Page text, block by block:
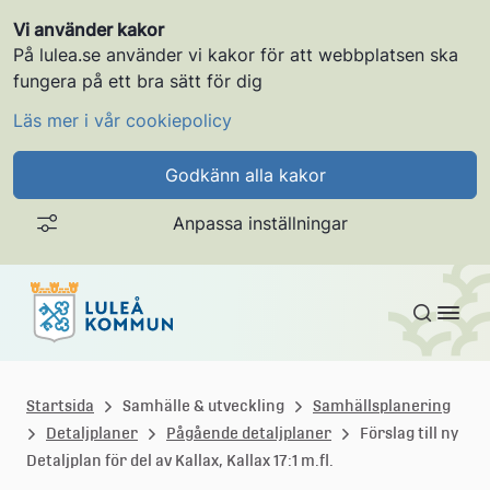
Vi använder kakor
På lulea.se använder vi kakor för att webbplatsen ska
fungera på ett bra sätt för dig
Läs mer i vår cookiepolicy
Godkänn alla kakor
Anpassa inställningar
Gå till innehållet
u
l
Startsida Samhälle & utveckling
Samhällsplanering
Detaljplaner
Pågående detaljplaner
Förslag till ny
Detaljplan för del av Kallax, Kallax 17:1 m.fl.